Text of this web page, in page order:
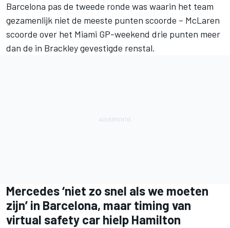
Barcelona pas de tweede ronde was waarin het team
gezamenlijk niet de meeste punten scoorde – McLaren
scoorde over het Miami GP-weekend drie punten meer
dan de in Brackley gevestigde renstal.
Mercedes ‘niet zo snel als we moeten
zijn’ in Barcelona, maar timing van
virtual safety car hielp Hamilton